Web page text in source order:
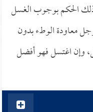
الحكم بوجوب الغسل
معاودة الوطء بدون
وإن اغتسل فهو أفضل